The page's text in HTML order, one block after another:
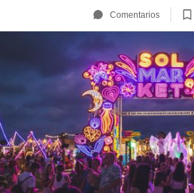
Comentarios